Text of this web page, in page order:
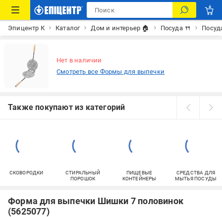
Эпицентр К Каталог Дом и интерьер 🏠 Посуда 🍴
Нет в наличии
Смотреть все Формы для выпечки
Также покупают из категорий
СКОВОРОДКИ
СТИРАЛЬНЫЙ
ПОРОШОК
ПИЩЕВЫЕ
КОНТЕЙНЕРЫ
СРЕДСТВА ДЛЯ
МЫТЬЯ ПОСУДЫ
Форма для выпечки Шишки 7 половинок
(5625077)